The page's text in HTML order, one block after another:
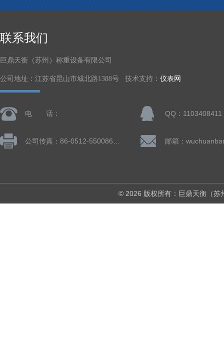
联系我们
巨鼎天衡（苏州）称重设备有限公司
公司地址：江苏省昆山市城北路1388号 技术支持： 仪表网
电 话： QQ：1103408411
© 2026 版权所有：巨鼎天衡（